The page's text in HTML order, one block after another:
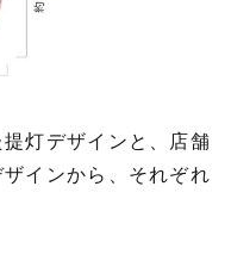
灯デザインと、店舗
インから、それぞれ